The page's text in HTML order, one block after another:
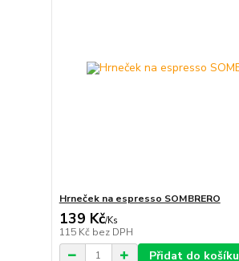
Hrneček na espresso SOMBRERO
139 Kč/Ks
115 Kč bez DPH
Přidat do košíku